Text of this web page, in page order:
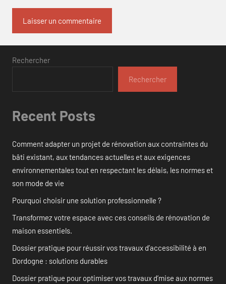
Rechercher
Rechercher
Recent Posts
Comment adapter un projet de rénovation aux contraintes du
bâti existant, aux tendances actuelles et aux exigences
environnementales tout en respectant les délais, les normes et
son mode de vie
Pourquoi choisir une solution professionnelle ?
Transformez votre espace avec ces conseils de rénovation de
maison essentiels.
Dossier pratique pour réussir vos travaux d’accessibilité à en
Dordogne : solutions durables
Dossier pratique pour optimiser vos travaux d’mise aux normes